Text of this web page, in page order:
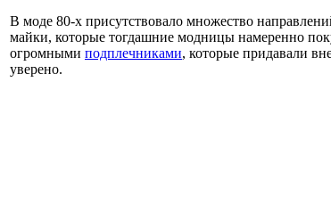
В моде 80-х присутствовало множество
майки, которые тогдашние модницы намеренно
огромными подплечниками, которые придавали
уверено.